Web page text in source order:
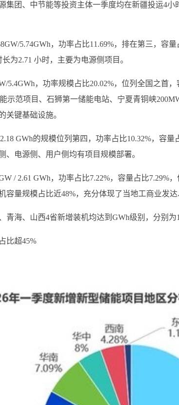
集团、中节能等投资主体一季度均在新疆投运4
5.74GWh，功率占比11.69%，排在第三，容
为2.71 小时，主要为电源侧项目。
5.4GWh，功率规模占比20.02%，位列全国之首
示范项目、石狮第一储能电站、宁夏青铜峡
关键基础设施。
GWh的规模位列第四，功率占比10.32%，容
、电源侧、用户侧均有项目规模部署。
/ 2.61 GWh，功率占比7.22%，容量占比7.29%
容量规模占比近48%，充分体现了当地工商业发
青海、山西4省新增装机均达到GWh级别，分别为
比超45%